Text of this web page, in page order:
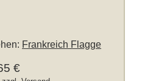
Frankreich Flagge
€